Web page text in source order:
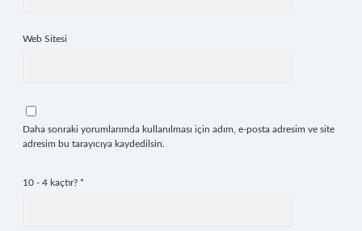
Web Sitesi
Daha sonraki yorumlarımda kullanılması için adım, e-posta adresim ve site
adresim bu tarayıcıya kaydedilsin.
10 - 4 kaçtır? *